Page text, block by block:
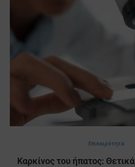
Επικαιρότητα
Καρκίνος του ήπατος: